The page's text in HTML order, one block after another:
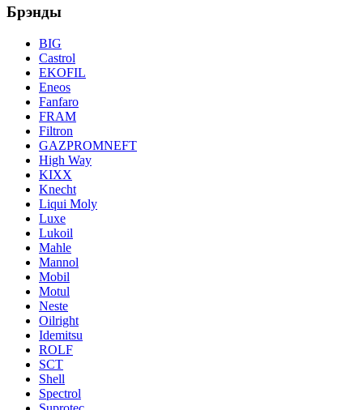
Брэнды
BIG
Castrol
EKOFIL
Eneos
Fanfaro
FRAM
Filtron
GAZPROMNEFT
High Way
KIXX
Knecht
Liqui Moly
Luxe
Lukoil
Mahle
Mannol
Mobil
Motul
Neste
Oilright
Idemitsu
ROLF
SCT
Shell
Spectrol